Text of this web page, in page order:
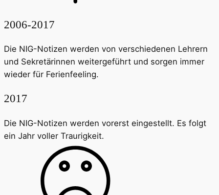
2006-2017
Die NIG-Notizen werden von verschiedenen Lehrern
und Sekretärinnen weitergeführt und sorgen immer
wieder für Ferienfeeling.
2017
Die NIG-Notizen werden vorerst eingestellt. Es folgt
ein Jahr voller Traurigkeit.